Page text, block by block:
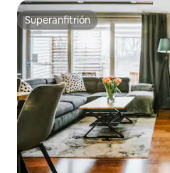
Superanfitrión
Superanfitrión